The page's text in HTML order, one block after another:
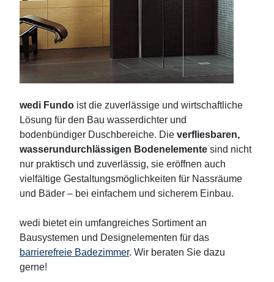
wedi Fundo ist die zuverlässige und wirtschaftliche
Lösung für den Bau wasserdichter und
bodenbündiger Duschbereiche. Die verfliesbaren,
wasserundurchlässigen Bodenelemente sind nicht
nur praktisch und zuverlässig, sie eröffnen auch
vielfältige Gestaltungsmöglichkeiten für Nassräume
und Bäder – bei einfachem und sicherem Einbau.
wedi bietet ein umfangreiches Sortiment an
Bausystemen und Designelementen für das
barrierefreie Badezimmer. Wir beraten Sie dazu
gerne!